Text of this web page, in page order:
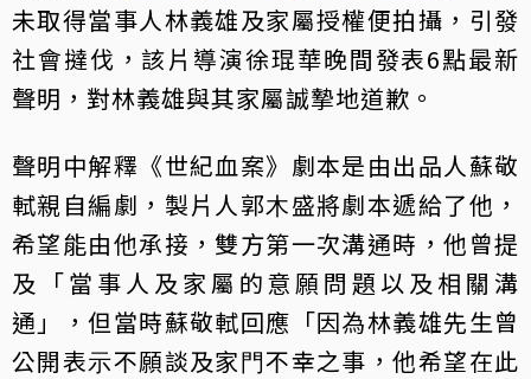
未取得當事人林義雄及家屬授權便拍攝，引發
社會撻伐，該片導演徐琨華晚間發表6點最新
聲明，對林義雄與其家屬誠摯地道歉。
聲明中解釋《世紀血案》劇本是由出品人蘇敬
軾親⾃編劇，製片⼈郭⽊盛將劇本遞給了他，
希望能由他承接，雙方第一次溝通時，他曾提
及「當事⼈及家屬的意願問題以及相關溝
通」，但當時蘇敬軾回應「因為林義雄先⽣曾
公開表⽰不願談及家⾨不幸之事，他希望在此